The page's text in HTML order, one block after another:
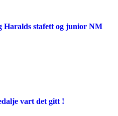
Haralds stafett og junior NM
vart det gitt !